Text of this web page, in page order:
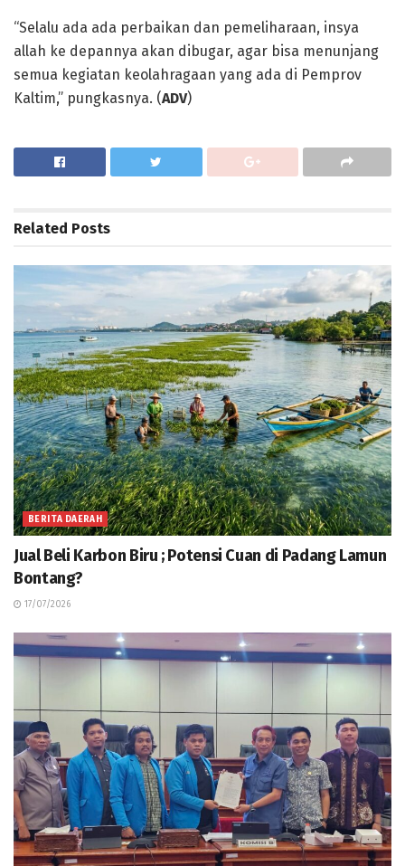
“Selalu ada ada perbaikan dan pemeliharaan, insya
allah ke depannya akan dibugar, agar bisa menunjang
semua kegiatan keolahragaan yang ada di Pemprov
Kaltim,” pungkasnya. (ADV)
Related Posts
BERITA DAERAH
Jual Beli Karbon Biru ; Potensi Cuan di Padang Lamun
Bontang?
17/07/2026